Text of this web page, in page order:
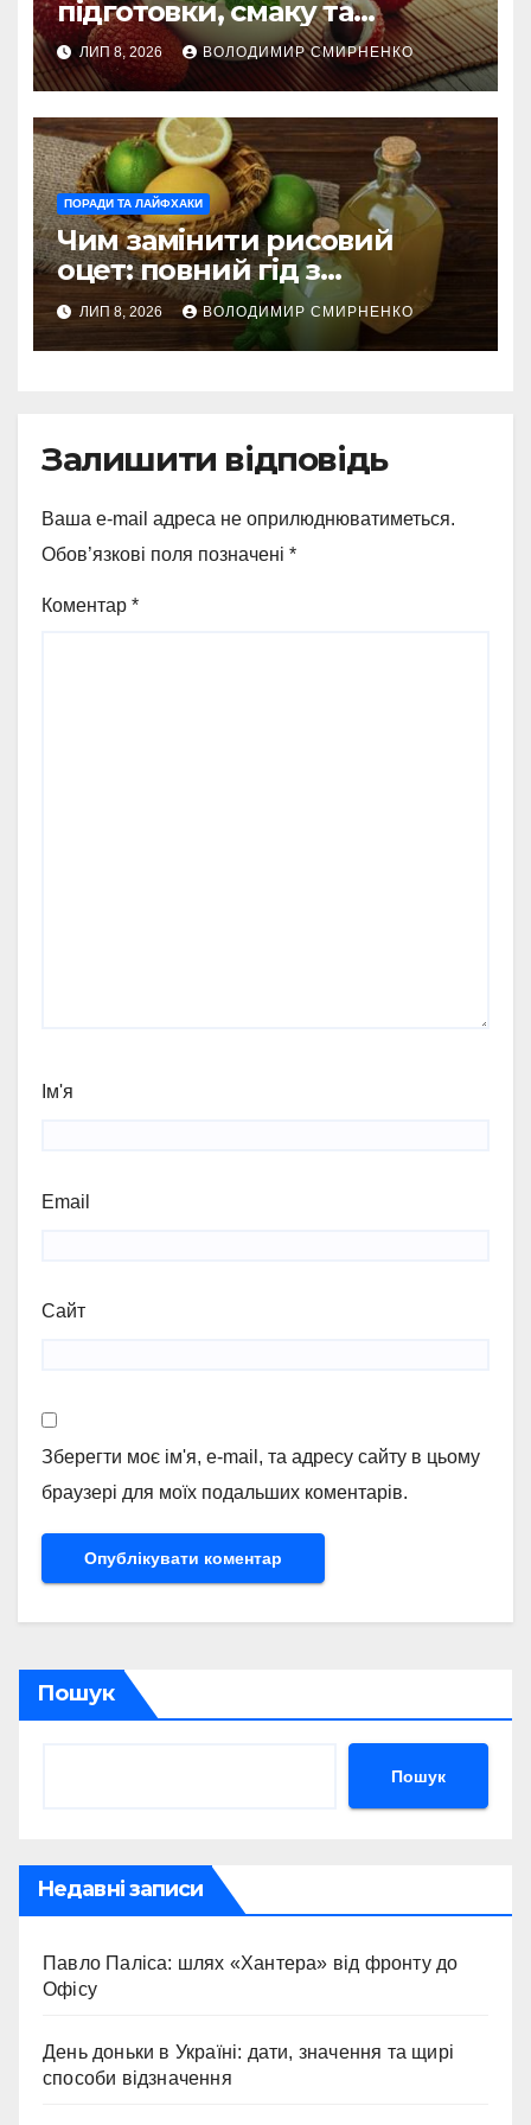
підготовки, смаку та
корисного вживання
ЛИП 8, 2026 ВОЛОДИМИР СМИРНЕНКО
ПОРАДИ ТА ЛАЙФХАКИ
Чим замінити рисовий
оцет: повний гід з
альтернативами
ЛИП 8, 2026 ВОЛОДИМИР СМИРНЕНКО
Залишити відповідь
Ваша e-mail адреса не оприлюднюватиметься.
Обов’язкові поля позначені *
Коментар *
Ім'я
Email
Сайт
Зберегти моє ім'я, e-mail, та адресу сайту в цьому
браузері для моїх подальших коментарів.
Пошук
Пошук
Недавні записи
Павло Паліса: шлях «Хантера» від фронту до
Офісу
День доньки в Україні: дати, значення та щирі
способи відзначення